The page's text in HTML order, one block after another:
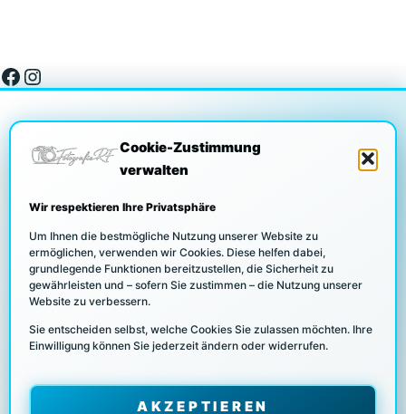
Cookie-Zustimmung
verwalten
Wir respektieren Ihre Privatsphäre
Um Ihnen die bestmögliche Nutzung unserer Website zu
ermöglichen, verwenden wir Cookies. Diese helfen dabei,
grundlegende Funktionen bereitzustellen, die Sicherheit zu
gewährleisten und – sofern Sie zustimmen – die Nutzung unserer
Website zu verbessern.
Sie entscheiden selbst, welche Cookies Sie zulassen möchten. Ihre
Einwilligung können Sie jederzeit ändern oder widerrufen.
AKZEPTIEREN
Facebook
Instagram
DATENSCHUTZ
COOKIE RICHTLINIEN